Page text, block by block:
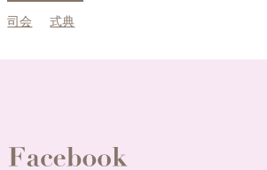
司会 式典